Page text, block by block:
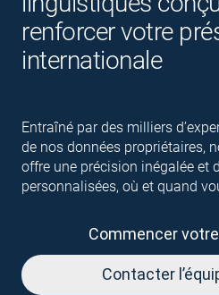
renforcer votre
internationale
Entraîné par des milliers
de nos données propriétaires,
offre une précision inégalée et
personnalisées, où et quand
Commencer
Contacter